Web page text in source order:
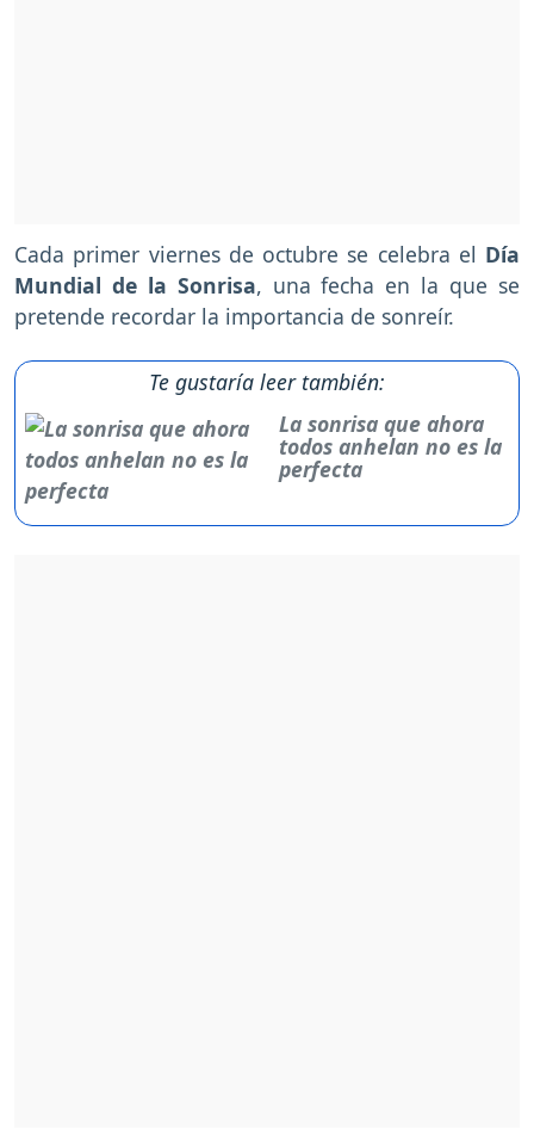
Cada primer viernes de octubre se celebra el Día
Mundial de la Sonrisa, una fecha en la que se
pretende recordar la importancia de sonreír.
Te gustaría leer también:
La sonrisa que ahora
todos anhelan no es la
perfecta